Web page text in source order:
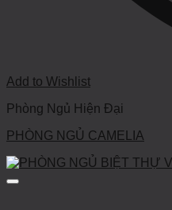
Add to Wishlist
Phòng Ngủ Hiện Đại
PHÒNG NGỦ CAMELIA